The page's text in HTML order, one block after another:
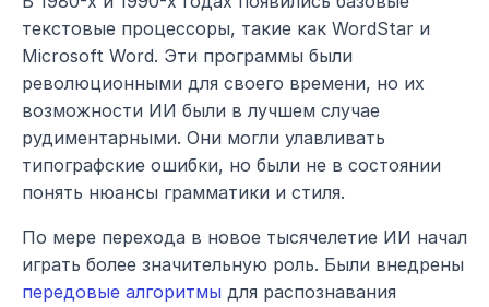
текстовые процессоры, такие как WordStar и
Microsoft Word. Эти программы были
революционными для своего времени, но их
возможности ИИ были в лучшем случае
рудиментарными. Они могли улавливать
типографские ошибки, но были не в состоянии
понять нюансы грамматики и стиля.
По мере перехода в новое тысячелетие ИИ начал
передовые алгоритмы для распознавания